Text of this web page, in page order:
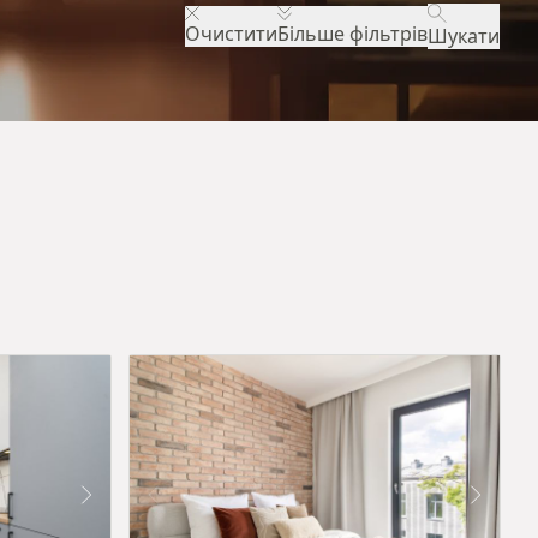
ОчиститиБільше фільтрівШукати